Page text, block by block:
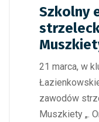
Szkolny
21 marca, w
zawodów
Muszkiety „.